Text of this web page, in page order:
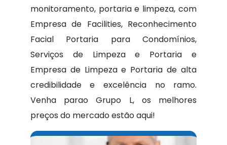
monitoramento, portaria e limpeza, com
Empresa de Facilities, Reconhecimento
Facial Portaria para Condomínios,
Serviços de Limpeza e Portaria e
Empresa de Limpeza e Portaria de alta
credibilidade e excelência no ramo.
Venha parao Grupo L, os melhores
preços do mercado estão aqui!